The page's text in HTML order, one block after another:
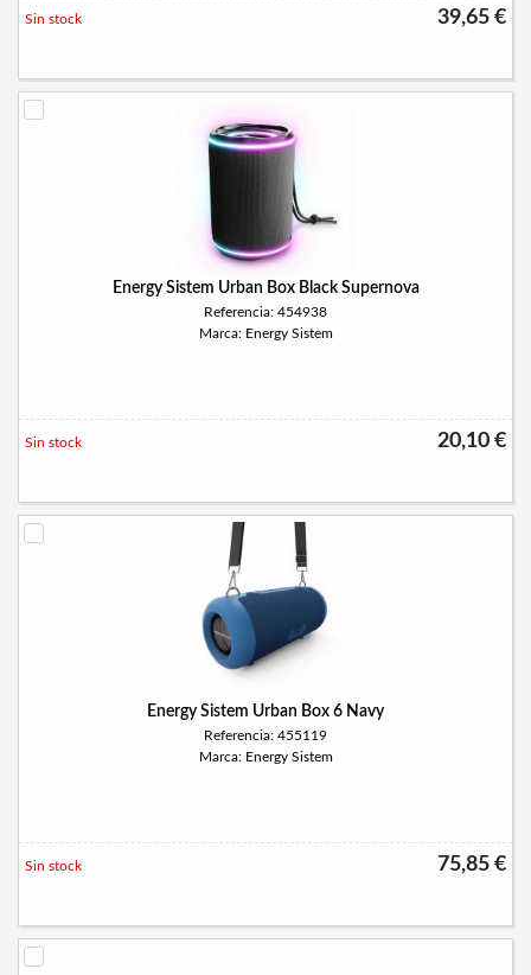
39,65 €
Sin stock
Energy Sistem Urban Box Black Supernova
Referencia: 454938
Marca: Energy Sistem
20,10 €
Sin stock
Energy Sistem Urban Box 6 Navy
Referencia: 455119
Marca: Energy Sistem
75,85 €
Sin stock